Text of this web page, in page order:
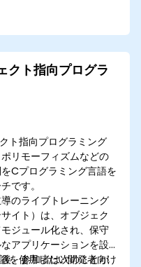
クト指向プログラ
ト指向プログラミング
リモーフィズムなどの
Cプログラミング言語を
です。
のライブトレーニング
イト）は、オブジェク
ジュール化され、保守
アプリケーションを設
を使用したい開発者向け
、参加者は次のことが